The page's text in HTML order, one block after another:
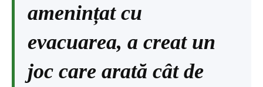
amenințat cu
evacuarea, a creat un
joc care arată cât de